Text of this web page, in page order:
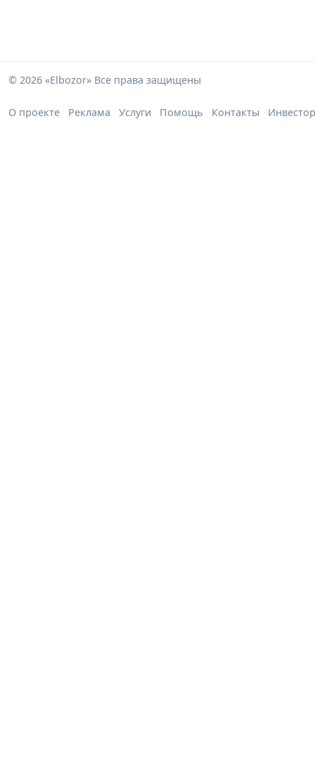
© 2026 «Elbozor» Все права защищены
О проекте Реклама Услуги Помощь Контакты